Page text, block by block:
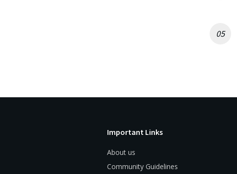
Important Links
About us
Community Guidelines